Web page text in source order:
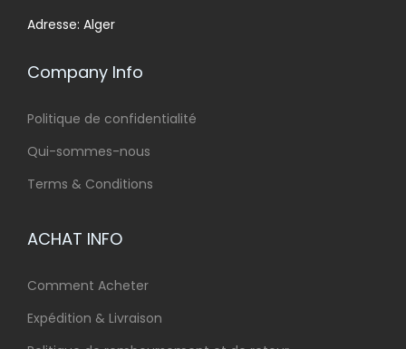
Adresse: Alger
Company Info
Politique de confidentialité
Qui-sommes-nous
Terms & Conditions
ACHAT INFO
Comment Acheter
Expédition & Livraison